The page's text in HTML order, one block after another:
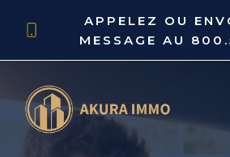
APPELEZ OU
MESSAGE AU